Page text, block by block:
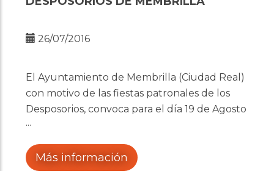
26/07/2016
El Ayuntamiento de Membrilla (Ciudad Real)
con motivo de las fiestas patronales de los
Desposorios, convoca para el día 19 de Agosto
de 2016 el “IX Certamen de Pintura Rápida
Más información